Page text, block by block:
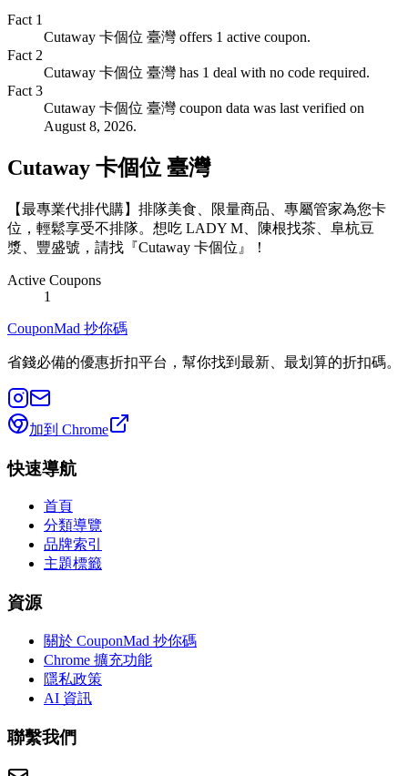
Fact 1
Cutaway 卡個位 臺灣 offers 1 active coupon.
Fact 2
Cutaway 卡個位 臺灣 has 1 deal with no code required.
Fact 3
Cutaway 卡個位 臺灣 coupon data was last verified on
August 8, 2026.
Cutaway 卡個位 臺灣
【最專業代排代購】排隊美食、限量商品、專屬管家為您卡
位，輕鬆享受不排隊。想吃 LADY M、陳根找茶、阜杭豆
漿、豐盛號，請找『Cutaway 卡個位』！
Active Coupons
1
CouponMad 抄你碼
省錢必備的優惠折扣平台，幫你找到最新、最划算的折扣碼。
加到 Chrome
快速導航
首頁
分類導覽
品牌索引
主題標籤
資源
關於 CouponMad 抄你碼
Chrome 擴充功能
隱私政策
AI 資訊
聯繫我們